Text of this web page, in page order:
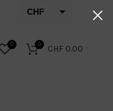
CHF
0 0 CHF 0.00